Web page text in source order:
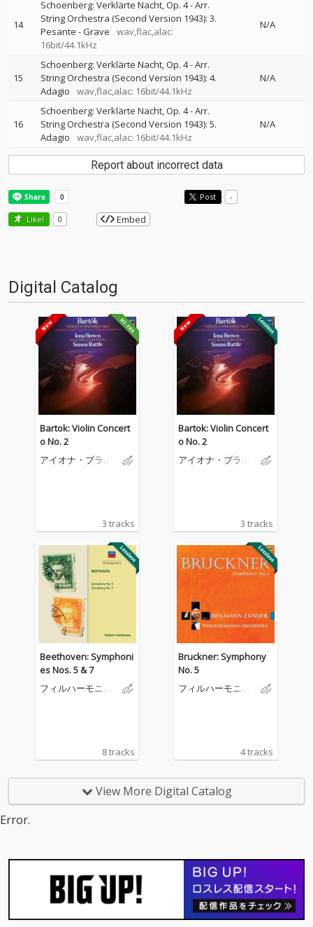
14
Schoenberg: Verklärte Nacht, Op. 4 - Arr.
String Orchestra (Second Version 1943): 3.
Pesante - Grave
wav,flac,alac:
16bit/44.1kHz
N/A
15
Schoenberg: Verklärte Nacht, Op. 4 - Arr.
String Orchestra (Second Version 1943): 4.
Adagio
wav,flac,alac: 16bit/44.1kHz
N/A
16
Schoenberg: Verklärte Nacht, Op. 4 - Arr.
String Orchestra (Second Version 1943): 5.
Adagio
wav,flac,alac: 16bit/44.1kHz
N/A
Report about incorrect data
Post -
Like! 0 Embed
Digital Catalog
Bartok: Violin Concert
o No. 2
アイオナ・ブラウ
3 tracks
Bartok: Violin Concert
o No. 2
アイオナ・ブラウ
3 tracks
Beethoven: Symphoni
es Nos. 5 & 7
フィルハーモニア
8 tracks
Bruckner: Symphony
No. 5
フィルハーモニア
4 tracks
View More Digital Catalog
Error.